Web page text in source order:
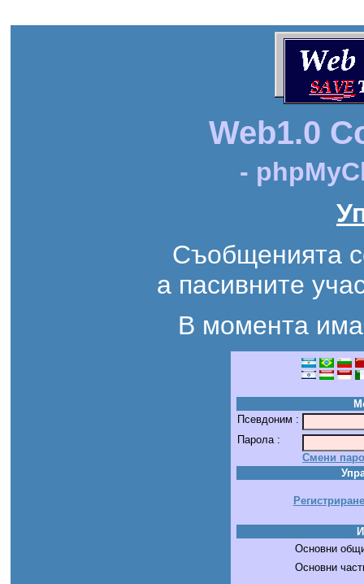
Web1.0
-
Съобщенията
а пасивните
В момента
Псевдоним :
Парола :
Смени
Регистриране
Основни
Основни